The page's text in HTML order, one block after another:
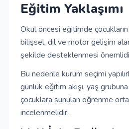
Eğitim Yaklaşımı
Okul öncesi eğitimde
bilişsel, dil ve motor gelişim
şekilde desteklenmesi
Bu nedenle kurum seçimi
günlük eğitim akışı, yaş
çocuklara sunulan öğrenme
incelenmelidir.